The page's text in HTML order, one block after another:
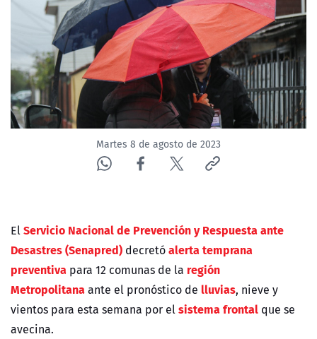
ACTUALIDAD Y TENDENCIAS
CORPORATIVO Y TRANSPARENCIA
CANAL DE DENUNCIAS
ÁREA DE PROYECTOS
Martes 8 de agosto de 2023
ElServicio Nacional de Prevención y Respuesta ante
Desastres (Senapred) decretóalerta temprana
preventiva para 12 comunas de la región
Metropolitanaante el pronóstico de lluvias, nieve y
vientos para esta semana por elsistema frontal que se
avecina.